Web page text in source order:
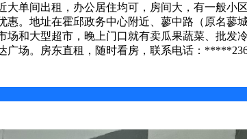
大单间出租，办公居住均可，房间大，有一般
惠。地址在霍邱政务中心附近、蓼中路（原名
场和大型超市，晚上门口就有卖瓜果蔬菜、批
广场。房东直租，随时看房，联系电话：